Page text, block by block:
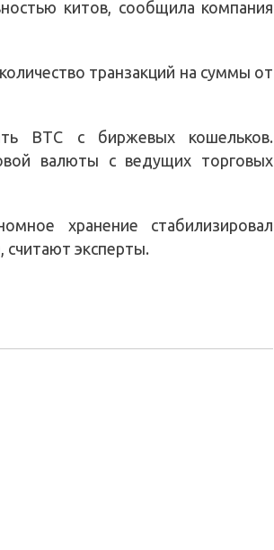
китов, сообщила компания
транзакций на суммы от
BTC с биржевых кошельков.
валюты с ведущих торговых
хранение стабилизировал
считают эксперты.